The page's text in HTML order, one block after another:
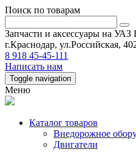
Поиск по товарам
Запчасти и аксессуары на
г.Краснодар, ул.Российская,
8 918 45-45-111
Написать нам
Toggle navigation
Меню
Каталог товаров
Внедорожное
Двигатели